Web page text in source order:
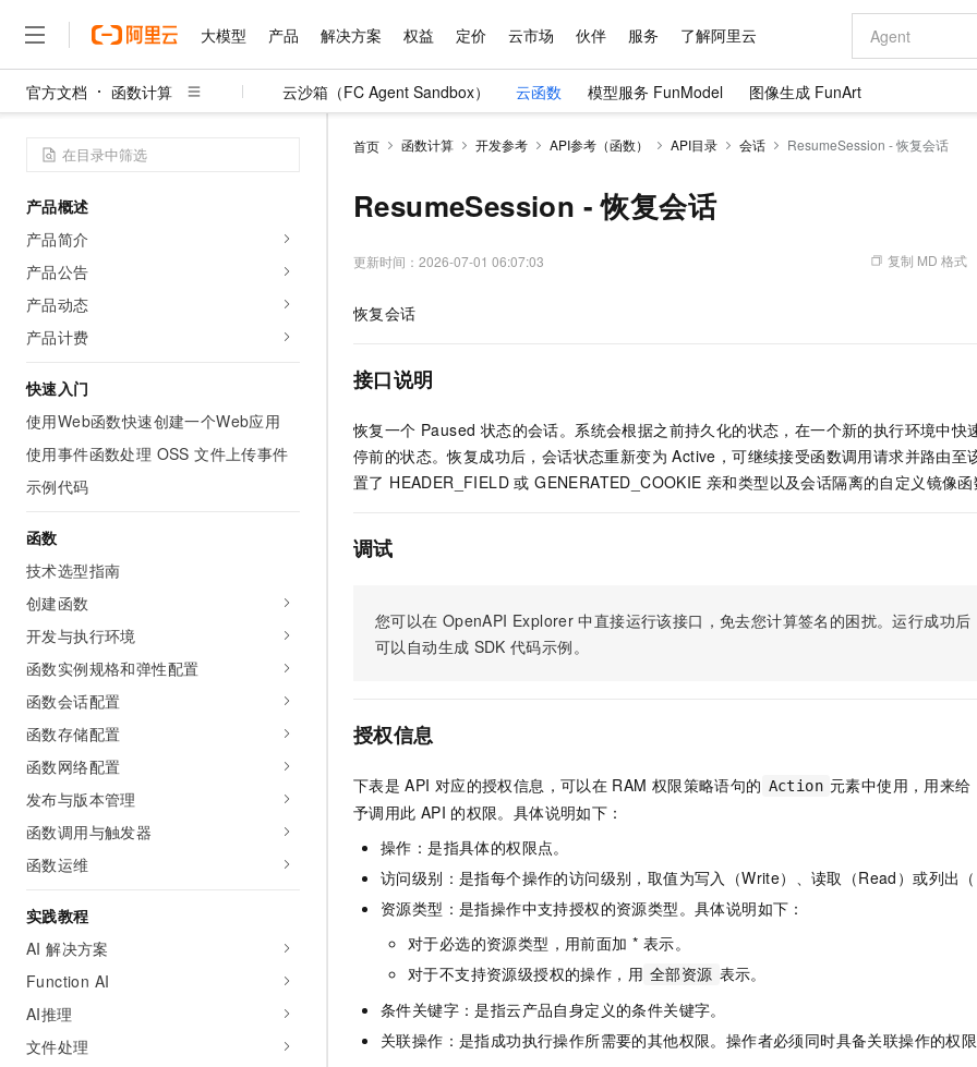
大模型 产品 解决方案 权益 定价 云市场 伙伴 服务 了解阿里云
官方文档 函数计算 云沙箱（FC Agent Sandbox） 云函数 模型服务 FunModel 图像生成 FunArt
产品概述
产品简介
产品公告
产品动态
产品计费
快速入门
使用Web函数快速创建一个Web应用
使用事件函数处理 OSS 文件上传事件
示例代码
函数
技术选型指南
创建函数
开发与执行环境
函数实例规格和弹性配置
函数会话配置
函数存储配置
函数网络配置
发布与版本管理
函数调用与触发器
函数运维
实践教程
AI 解决方案
Function AI
AI推理
文件处理
首页 函数计算 开发参考 API参考（函数） API目录 会话 ResumeSession - 恢复会话
ResumeSession - 恢复会话
更新时间： 2026-07-01 06:07:03 复制 MD 格式
恢复会话
接口说明
恢复一个 Paused 状态的会话。系统会根据之前持久化的状态，在一个新的执行环境中快
停前的状态。恢复成功后，会话状态重新变为 Active，可继续接受函数调用请求并路由至
置了 HEADER_FIELD 或 GENERATED_COOKIE 亲和类型以及会话隔离的自定义镜像
调试
您可以在 OpenAPI Explorer 中直接运行该接口，免去您计算签名的困扰。运行成功
可以自动生成 SDK 代码示例。
授权信息
下表是 API 对应的授权信息，可以在 RAM 权限策略语句的 Action 元素中使用，用来给
予调用此 API 的权限。具体说明如下：
操作：是指具体的权限点。
访问级别：是指每个操作的访问级别，取值为写入（Write）、读取（Read）或列出
资源类型：是指操作中支持授权的资源类型。具体说明如下：
对于必选的资源类型，用前面加 * 表示。
对于不支持资源级授权的操作，用 全部资源 表示。
条件关键字：是指云产品自身定义的条件关键字。
关联操作：是指成功执行操作所需要的其他权限。操作者必须同时具备关联操作的权
大模型
千问AI平台 大模型
能看、能想、能动手的多模态智能体模型
Qwen3-VL-Plus
旗舰 MoE 大模型，百万上下文与顶尖推理能力
GLM-5.2
1M上下文，专为长程任务能力而生
图生视频，流
Wan2.7-
千问AI平台-Token Plan NEW
个人版上线、团队版降价；千问3.8-Max首发发尝鲜
在线体验全尺寸、多种模态的模型效果
新一代 AI 视频生成模型，深度适配广告营销等场景
大模型服务平台百炼-应用模版
AI Native 的算法工程平台，一站式完成建模、训练、推理服务部署
Qoder HOT
云端极速 AI
大模型解决方案
快速部署 Dify，高效搭建 AI 应用
依托云原生高可用架构,实现Dify私有化部署
10 分钟在聊天系统中增加一个 AI 助手
在企业官网、通讯软件中为客户提供 AI 客服
即刻拥有 DeepSeek-R1 满血版
产品
精选产品
计算
容器
存储
网络与CDN
数据库
大数据计算
媒体服务
企业服务与云通信
域名与网站
终端用户计算
Serverless
开发工具
迁移与运维管理
精选产品
多元化、高性能、安全可靠的大模型服务
无影云电脑
随时随地安全接入的云上超级电脑
云解析DNS
云原生大数据计算服务 MaxCompute
面向分析的企业级SaaS模式云数据仓库
提供智能易用的域名与建站服务
容器服务 Kubernetes 版 ACK
提供一站式管理容器应用的 K8s 服务
云防火墙
云原生的云上
解决方案
精选解决方案
互联网应用开发
大数据
现代化应用
安全
可观测
上云与迁云
企业出海
政企业务
精选解决方案
HappyHorse 打造一站式影视创作平台
快速拥有专属 OpenClaw
上传文档即自动完成翻译和格式还原
轻松解锁专属
权益 普惠上云
推荐新用户得奖励，单订单最高返9万
云工开物
高校专属算力普惠，学生认证享300元代金券
免费试用
解决方案免费试用 新老同享
最高领取价值200元试用点，立即开启云上创新
大模型ACA认证体验
AI 特惠
至高享 1亿+免费 tokens，加速 Al 应用落地
万小智 AI 建站低至 15元/月
送.CN域名，送备案服务码
AI 场景体
从图文生成到
AI 短剧/漫剧
AI助力短剧漫
定价 产品定价
了解云产品的定价详情
云上成本管理
管理和优化成本
价格计算器
自助选配和估算价格
价格优势
配置报价
云市场 精选商城
多端小程序
观测云
Tuya 物联网平台阿里云版
电子合同
畅捷通
AI空中课堂在线直播课堂（旗舰版）
生态解决方案
AI 开发和 AI 应用解决方案
数据与 API
手机三要素
快递物流查询
OA 办公系统
基础软件
WordPress
Ubuntu
建站小程序
定制小程序
伙伴 成为销售伙伴
咨询伙伴
销售伙伴合作计划
无影生态合作计划
Consulting Partner 合作计划
成为产品伙伴
产品生态伙伴
产品伙伴
成为服务
服务生态伙伴
服务 售前咨询
自助服务
在线服务
短信专区
企业增值服务
专家技术服务
阿里云认证
了解阿里云 为什么选择阿里云
技术领先
分析师报告
研究报告与白皮书
天池大赛
AI 算法大赛
入门学习赛
最佳实践
云上奥运之旅
市场活动
高校合作